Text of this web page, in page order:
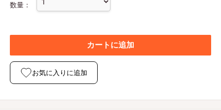
数量：
カートに追加
お気に入りに追加